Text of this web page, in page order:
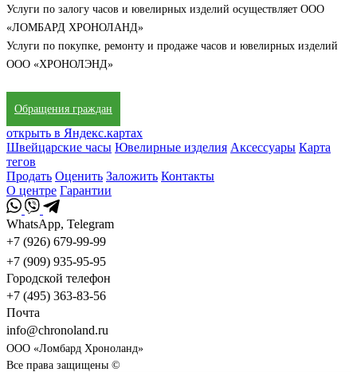
Услуги по залогу часов и ювелирных изделий осуществляет ООО
«ЛОМБАРД ХРОНОЛАНД»
Услуги по покупке, ремонту и продаже часов и ювелирных изделий
ООО «ХРОНОЛЭНД»
Обращения граждан
открыть в Яндекс.картах
Швейцарские часы Ювелирные изделия Аксессуары Карта
тегов
Продать Оценить Заложить Контакты
О центре Гарантии
WhatsApp, Telegram
+7 (926) 679-99-99
+7 (909) 935-95-95
Городской телефон
+7 (495) 363-83-56
Почта
info@chronoland.ru
ООО «Ломбард Хроноланд»
Все права защищены ©